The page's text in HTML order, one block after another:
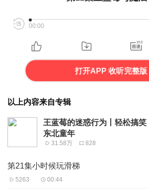
00:00
打开APP 收听完整版
以上内容来自专辑
王蓝莓的迷惑行为丨轻松搞笑
东北童年
31.58万 828
第21集小时候玩滑梯
5263 00:44